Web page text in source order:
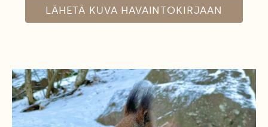
LÄHETÄ KUVA HAVAINTOKIRJAAN